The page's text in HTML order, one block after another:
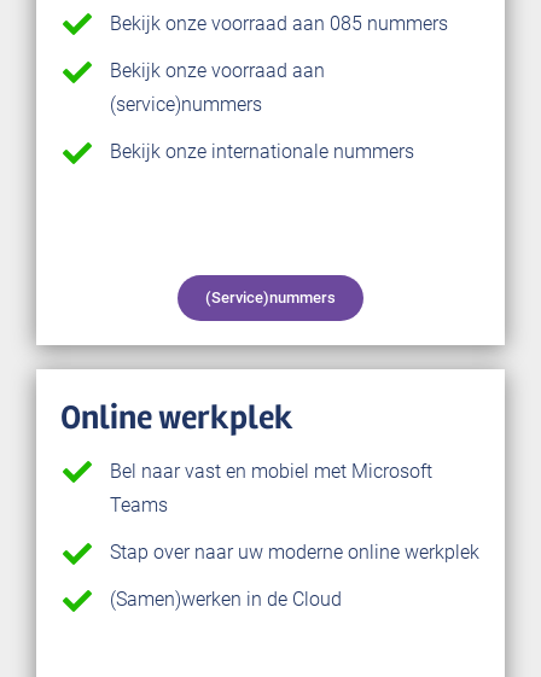
Bekijk onze voorraad aan 085 nummers
Bekijk onze voorraad aan
(service)nummers
Bekijk onze internationale nummers
(Service)nummers
Online werkplek
Bel naar vast en mobiel met Microsoft
Teams
Stap over naar uw moderne online werkplek
(Samen)werken in de Cloud